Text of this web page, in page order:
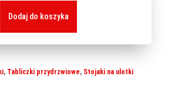
Dodaj do koszyka
, Tabliczki przydrzwiowe, Stojaki na ulotki